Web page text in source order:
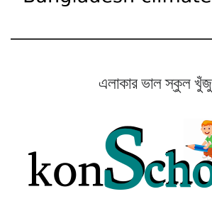
এলাকার ভাল স্কুল